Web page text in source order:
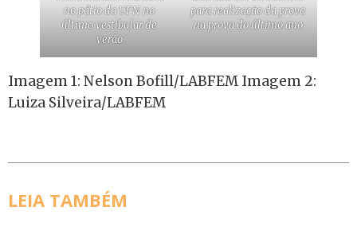
no pátio da UFN no
último vestibular de
verão
para realização da prova
na prova do último ano
Imagem 1: Nelson Bofill/LABFEM Imagem 2:
Luiza Silveira/LABFEM
LEIA TAMBÉM